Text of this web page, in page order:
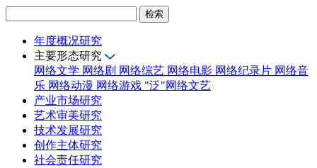
年度概况研究
主要形态研究
网络文学 网络剧 网络综艺 网络电影 网络纪录片 网络音
乐 网络动漫 网络游戏 "泛"网络文艺
产业市场研究
艺术审美研究
技术发展研究
创作主体研究
社会责任研究